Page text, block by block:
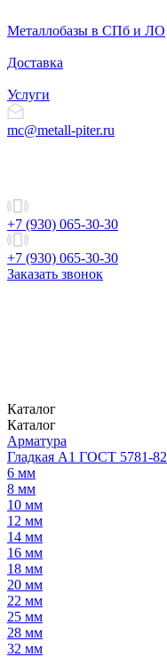
Металлобазы в СПб и ЛО
Доставка
Услуги
mc@metall-piter.ru
+7 (930) 065-30-30
+7 (930) 065-30-30
Заказать звонок
Каталог
Каталог
Арматура
Гладкая А1 ГОСТ 5781-82
6 мм
8 мм
10 мм
12 мм
14 мм
16 мм
18 мм
20 мм
22 мм
25 мм
28 мм
32 мм